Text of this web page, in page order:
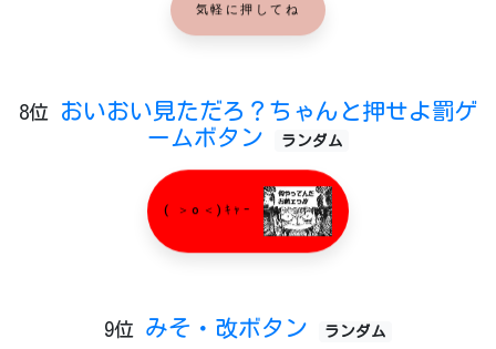
気軽に押してね
8位
おいおい見ただろ？ちゃんと押せよ罰ゲ
ームボタン
ランダム
( ＞o＜)ｷｬｰ
9位 みそ・改ボタン ランダム